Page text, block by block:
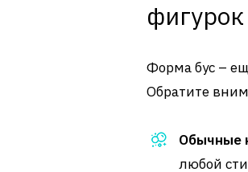
фигурок
Форма бус –
Обратите
Обычные
любой